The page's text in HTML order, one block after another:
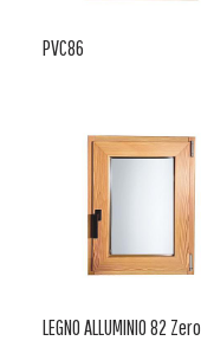
PVC86
LEGNO ALLUMINIO 82 Zero